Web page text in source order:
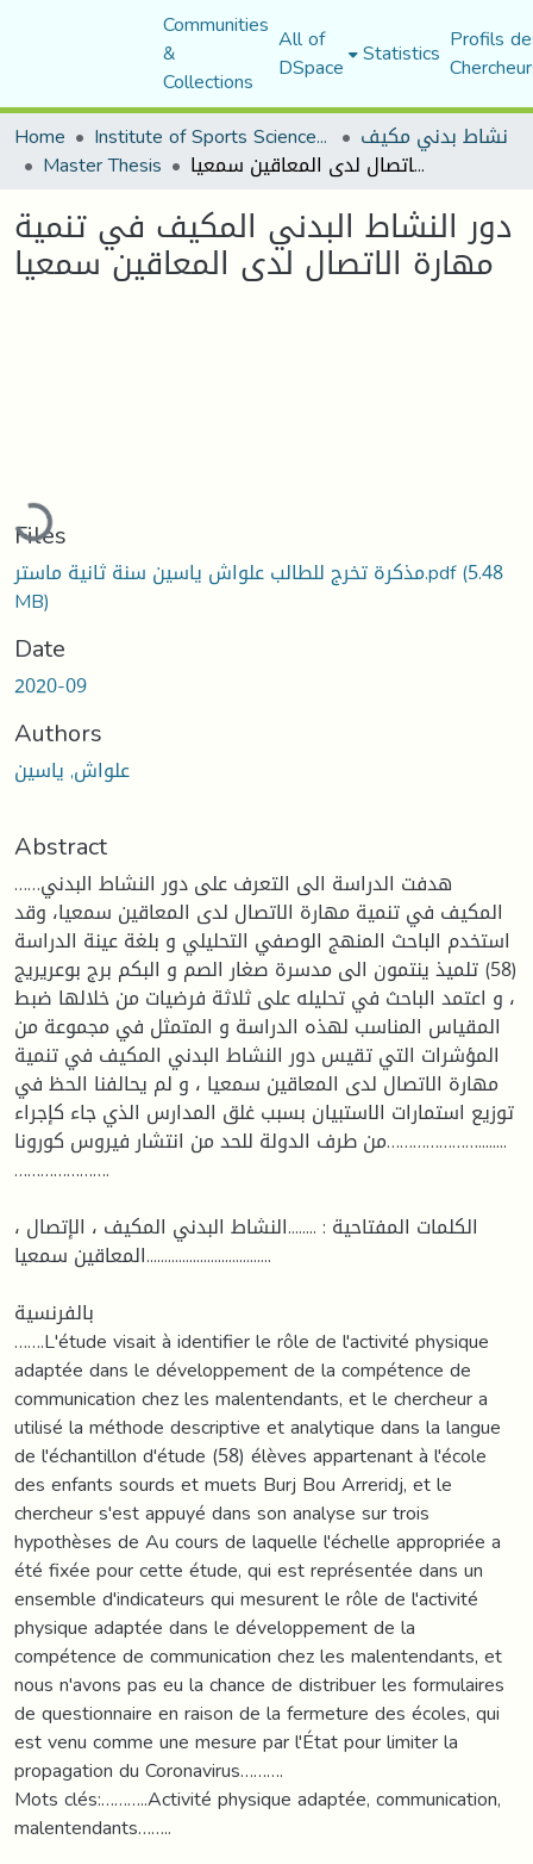
Communities
&
Collections
All of
DSpace Statistics Profils
Home
Institute of Sports Sciences and Techniques نشاط بدني مكيف
Master Thesis دور النشاط البدني المكيف في تنمية مهارة الاتصال لدى المعاقين سمعيا
دور النشاط البدني المكيف في تنمية
مهارة الاتصال لدى المعاقين سمعيا
Loading...
Files
مذكرة تخرج للطالب علواش ياسين سنة ثانية ماستر.pdf(5.48
MB)
Date
2020-09
Authors
علواش, ياسين
Abstract
……هدفت الدراسة الى التعرف على دور النشاط البدني
المكيف في تنمية مهارة الاتصال لدى المعاقين سمعيا، وقد
استخدم الباحث المنهج الوصفي التحليلي و بلغة عينة الدراسة
(58) تلميذ ينتمون الى مدسرة صغار الصم و البكم برج بوعريريج
، و اعتمد الباحث في تحليله على ثلاثة فرضيات من خلالها ضبط
المقياس المناسب لهذه الدراسة و المتمثل في مجموعة من
المؤشرات التي تقيس دور النشاط البدني المكيف في تنمية
مهارة الاتصال لدى المعاقين سمعيا ، و لم يحالفنا الحظ في
توزيع استمارات الاستبيان بسبب غلق المدارس الذي جاء كإجراء
من طرف الدولة للحد من انتشار فيروس كورونا…………………........
………………….
الكلمات المفتاحية : ........النشاط البدني المكيف ، الإتصال ،
المعاقين سمعيا...................................
بالفرنسية
…….L'étude visait à identifier le rôle de l'activité physique
adaptée dans le développement de la compétence de
communication chez les malentendants, et le chercheur a
utilisé la méthode descriptive et analytique dans la langue
de l'échantillon d'étude (58) élèves appartenant à l'école
des enfants sourds et muets Burj Bou Arreridj, et le
chercheur s'est appuyé dans son analyse sur trois
hypothèses de Au cours de laquelle l'échelle appropriée a
été fixée pour cette étude, qui est représentée dans un
ensemble d'indicateurs qui mesurent le rôle de l'activité
physique adaptée dans le développement de la
compétence de communication chez les malentendants, et
nous n'avons pas eu la chance de distribuer les formulaires
de questionnaire en raison de la fermeture des écoles, qui
est venu comme une mesure par l'État pour limiter la
propagation du Coronavirus……….
Mots clés:………..Activité physique adaptée, communication,
malentendants……..